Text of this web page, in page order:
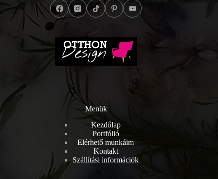
Menük
Kezdőlap
Portfólió
Elérhető munkáim
Kontakt
Szállítási információk